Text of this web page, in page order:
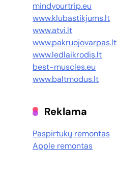
mindyourtrip.eu
www.klubastikjums.lt
www.atvi.lt
www.pakruojovarpas.lt
www.ledlaikrodis.lt
best-muscles.eu
www.baltmodus.lt
Reklama
Paspirtukų remontas
Apple remontas